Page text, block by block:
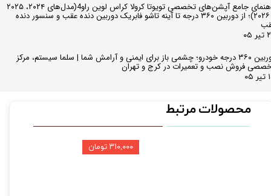
راهنمای جامع آپشن‌های تخصصی تویوتا کرولا کراس لوین راو4(مدل‌های ۲۰۲۴، ۲۰۲۵
و ۲۰۲۶)؛ از دوربین ۳۶۰ درجه تا آینه تاشو فابریک دوربین دنده عقب و سنسور دنده
دوربین ۳۶۰ درجه خودرو؛ چشمی باز برای ایمنی و آرامش شما | سلما سیستم، مرکز
فروش نصب و تعمیرات در کرج و تهران
محصولات مرتبط
۳۱۰,۰۰۰ تومان